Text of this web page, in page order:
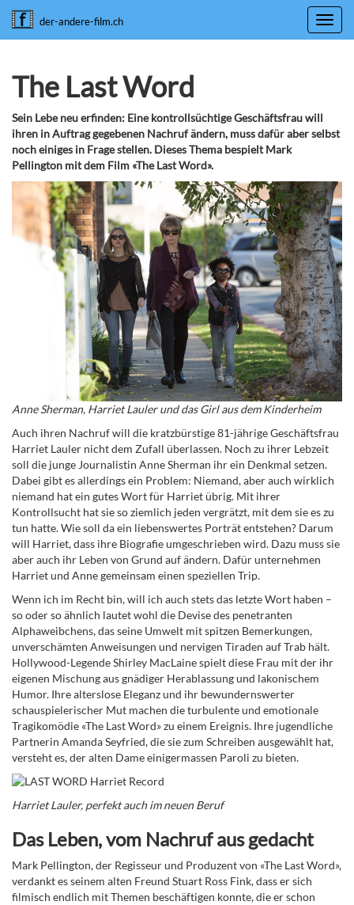
der-andere-film.ch
The Last Word
Sein Lebe neu erfinden: Eine kontrollsüchtige Geschäftsfrau will
ihren in Auftrag gegebenen Nachruf ändern, muss dafür aber selbst
noch einiges in Frage stellen. Dieses Thema bespielt Mark
Pellington mit dem Film «The Last Word».
Anne Sherman, Harriet Lauler und das Girl aus dem Kinderheim
Auch ihren Nachruf will die kratzbürstige 81-jährige Geschäftsfrau
Harriet Lauler nicht dem Zufall überlassen. Noch zu ihrer Lebzeit
soll die junge Journalistin Anne Sherman ihr ein Denkmal setzen.
Dabei gibt es allerdings ein Problem: Niemand, aber auch wirklich
niemand hat ein gutes Wort für Harriet übrig. Mit ihrer
Kontrollsucht hat sie so ziemlich jeden vergrätzt, mit dem sie es zu
tun hatte. Wie soll da ein liebenswertes Porträt entstehen? Darum
will Harriet, dass ihre Biografie umgeschrieben wird. Dazu muss sie
aber auch ihr Leben von Grund auf ändern. Dafür unternehmen
Harriet und Anne gemeinsam einen speziellen Trip.
Wenn ich im Recht bin, will ich auch stets das letzte Wort haben –
so oder so ähnlich lautet wohl die Devise des penetranten
Alphaweibchens, das seine Umwelt mit spitzen Bemerkungen,
unverschämten Anweisungen und nervigen Tiraden auf Trab hält.
Hollywood-Legende Shirley MacLaine spielt diese Frau mit der ihr
eigenen Mischung aus gnädiger Herablassung und lakonischem
Humor. Ihre alterslose Eleganz und ihr bewundernswerter
schauspielerischer Mut machen die turbulente und emotionale
Tragikomödie «The Last Word» zu einem Ereignis. Ihre jugendliche
Partnerin Amanda Seyfried, die sie zum Schreiben ausgewählt hat,
versteht es, der alten Dame einigermassen Paroli zu bieten.
Harriet Lauler, perfekt auch im neuen Beruf
Das Leben, vom Nachruf aus gedacht
Mark Pellington, der Regisseur und Produzent von «The Last Word»,
verdankt es seinem alten Freund Stuart Ross Fink, dass er sich
filmisch endlich mit Themen beschäftigen konnte, die er schon